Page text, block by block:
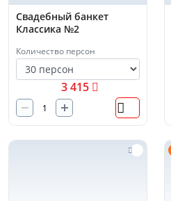
Свадебный банкет
Классика №2
Количество персон
3 415